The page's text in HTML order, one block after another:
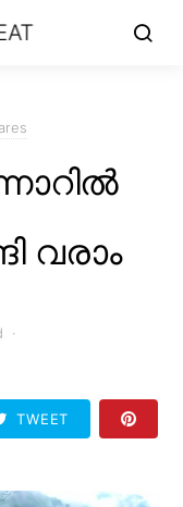
വരാം
TWEET